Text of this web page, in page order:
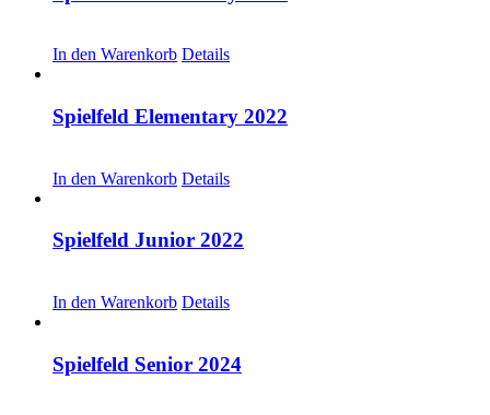
In den Warenkorb Details
Spielfeld Elementary 2022
In den Warenkorb Details
Spielfeld Junior 2022
In den Warenkorb Details
Spielfeld Senior 2024